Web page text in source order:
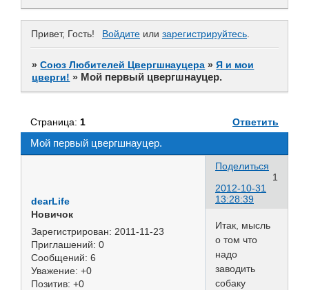
Привет, Гость! Войдите или зарегистрируйтесь.
»Союз Любителей Цвергшнауцера »Я и мои
цверги! » Мой первый цвергшнауцер.
Мой первый цвергшнауцер.
Страница: 1 Ответить
Поделиться
1
2012-10-31
13:28:39
dearLife
Новичок
Зарегистрирован: 2011-11-23
Приглашений: 0
Сообщений: 6
Уважение: +0
Позитив: +0
Итак, мысль
о том что
надо
заводить
собаку